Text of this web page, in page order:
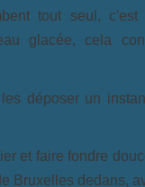
tout seul,
glacée, cela
déposer un
et faire fondre
Bruxelles dedans,